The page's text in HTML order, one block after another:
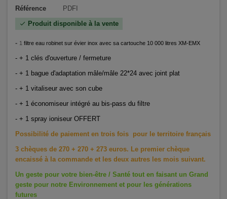
Référence PDFI
check Produit disponible à la vente
- 1 filtre eau robinet sur évier inox avec sa cartouche 10 000 litres XM-EMX
- + 1 clés d'ouverture / fermeture
- + 1 bague d'adaptation mâle/mâle 22*24 avec joint plat
- + 1 vitaliseur avec son cube
- + 1 économiseur intégré au bis-pass du filtre
- + 1 spray ioniseur OFFERT
Possibilité de paiement en trois fois pour le territoire français
3 chèques de 270 + 270 + 273 euros. Le premier chèque
encaissé à la commande et les deux autres les mois suivant.
Un geste pour votre bien-être / Santé tout en faisant un Grand
geste pour notre Environnement et pour les générations
futures